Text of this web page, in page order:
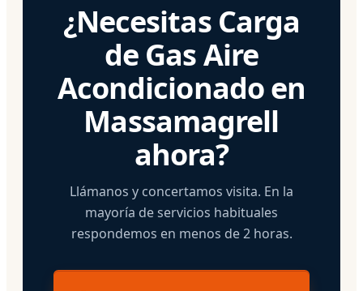
¿Necesitas Carga
de Gas Aire
Acondicionado en
Massamagrell
ahora?
Llámanos y concertamos visita. En la
mayoría de servicios habituales
respondemos en menos de 2 horas.